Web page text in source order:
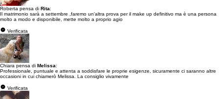
Roberta pensa di Rita:
Il matrimonio sarà a settembre ,faremo un'altra prova per il make up definitivo ma è una persona
molto a modo e disponibile, mette molto a proprio agio
Verificata
Chiara pensa di Melissa:
Professionale, puntuale e attenta a soddisfare le proprie esigenze, sicuramente ci saranno altre
occasioni in cui chiamerò Melissa. La consiglio vivamente
Verificata